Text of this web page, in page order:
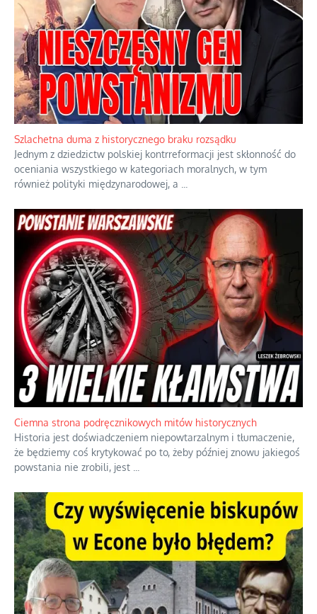
Szlachetna duma z historycznego braku rozsądku
Jednym z dziedzictw polskiej kontrreformacji jest skłonność do
oceniania wszystkiego w kategoriach moralnych, w tym
również polityki międzynarodowej, a
Ciemna strona podręcznikowych mitów historycznych
Historia jest doświadczeniem niepowtarzalnym i tłumaczenie,
że będziemy coś krytykować po to, żeby później znowu jakiegoś
powstania nie zrobili, jest